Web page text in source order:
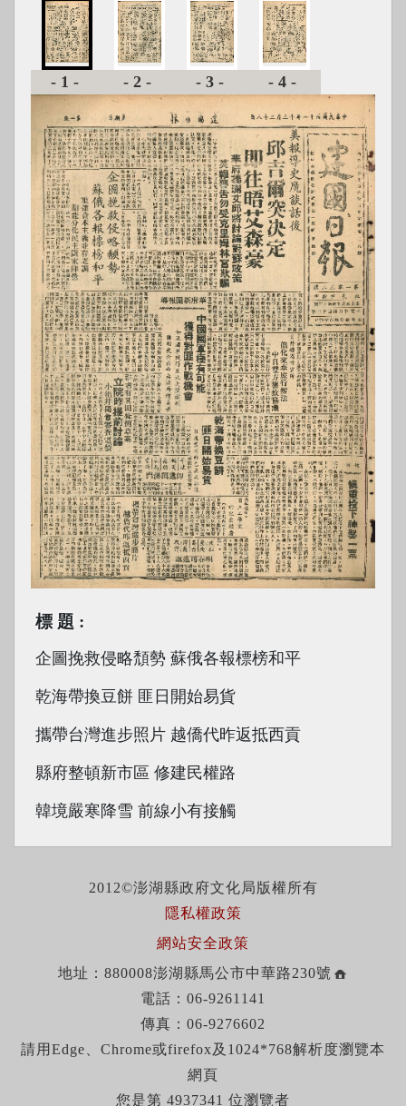
-1- -2- -3- -4-
標題
企圖挽救侵略頹勢 蘇俄各報標榜和平
乾海帶換豆餅 匪日開始易貨
攜帶台灣進步照片 越僑代昨返抵西貢
縣府整頓新市區 修建民權路
韓境嚴寒降雪 前線小有接觸
2012©澎湖縣政府文化局版權所有
隱私權政策
網站安全政策
地址：880008澎湖縣馬公市中華路230號
電話：06-9261141
傳真：06-9276602
請用Edge、Chrome或firefox及1024*768解析度瀏覽本
網頁
您是第 4937341 位瀏覽者